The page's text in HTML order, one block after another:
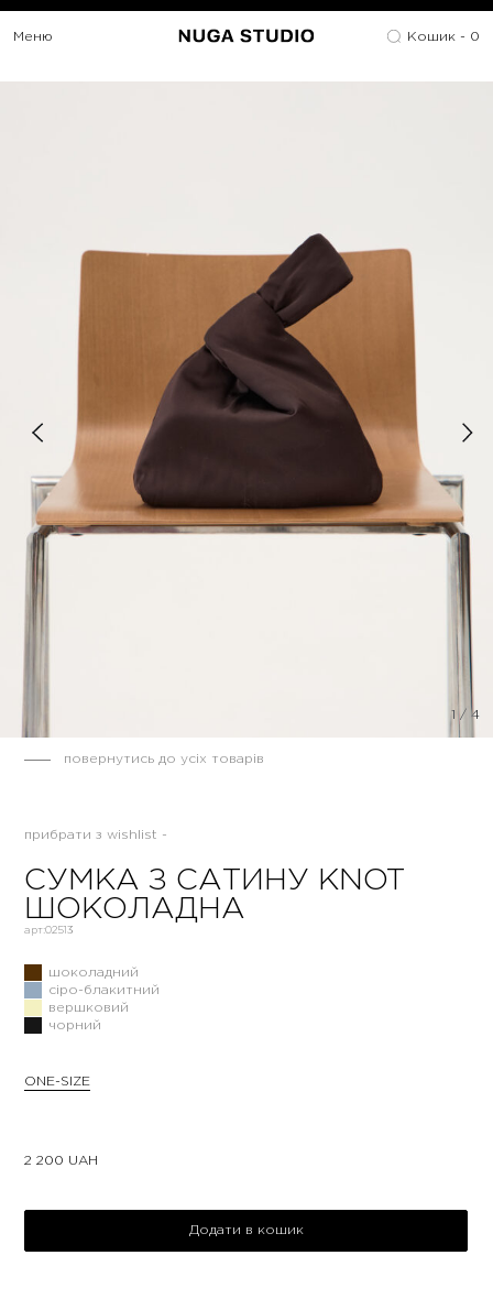
Меню Кошик - 0
/ 4
повернутись до усіх товарів
прибрати з wishlist -
СУМКА З САТИНУ KNOT
ШОКОЛАДНА
арт:02513
шоколадний
сіро-блакитний
вершковий
чорний
ONE-SIZE
2 200 UAH
Додати в кошик